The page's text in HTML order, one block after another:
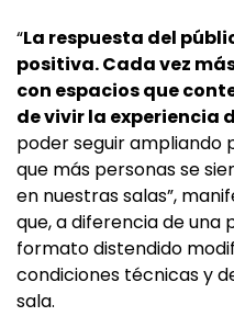
“La respuesta del
positiva. Cada vez
con espacios que
de vivir la experiencia
poder seguir ampliando
que más personas se
en nuestras salas”,
que, a diferencia de una
formato distendido
condiciones técnicas y
sala.